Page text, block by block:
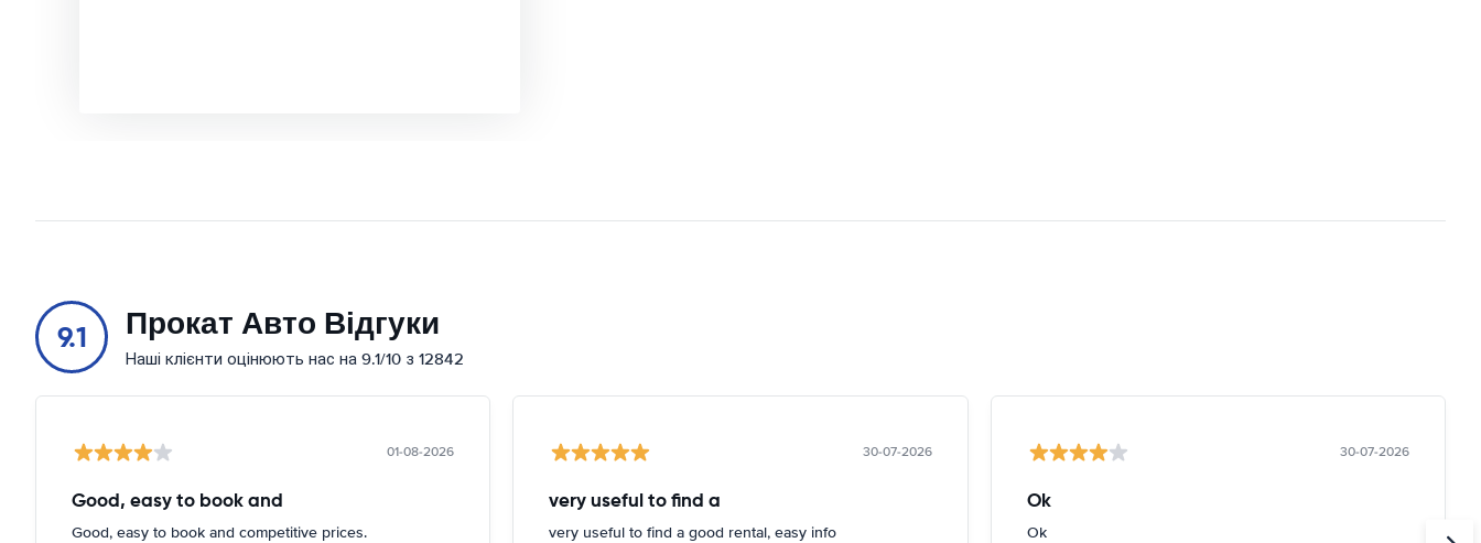
9.1 Прокат Авто Відгуки
Наші клієнти оцінюють нас на 9.1/10 з 12842
01-08-2026
Good, easy to book and
Good, easy to book and competitive prices.
30-07-2026
very useful to find a
very useful to find a good rental, easy info
30-07-2026
Ok
Ok